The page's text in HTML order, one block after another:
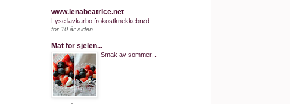
www.lenabeatrice.net
Lyse lavkarbo frokostknekkebrød
for 10 år siden
Mat for sjelen...
Smak av sommer...